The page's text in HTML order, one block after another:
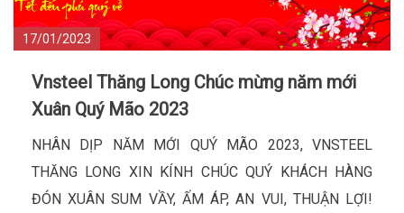
17/01/2023
Vnsteel Thăng Long Chúc mừng năm mới
Xuân Quý Mão 2023
NHÂN DỊP NĂM MỚI QUÝ MÃO 2023, VNSTEEL
THĂNG LONG XIN KÍNH CHÚC QUÝ KHÁCH HÀNG
ĐÓN XUÂN SUM VẦY, ẤM ÁP, AN VUI, THUẬN LỢI!